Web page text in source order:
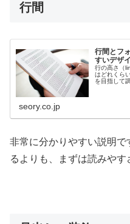
行間
行間とフ
すいデザ
行の高さ（
はどれくら
を目指して
seory.co.jp
非常に分かりやすい説明
るよりも、まずは読みやす